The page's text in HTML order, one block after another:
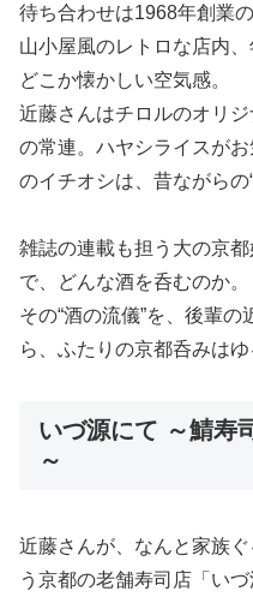
待ち合わせは1968年創業
山小屋風のレトロな店内
どこか懐かしい空気感。
近藤さんはチロルのオリ
の常連。ハヤシライスが
のイチオシは、昔ながらの
雑誌の連載も担う大の京
で、どんな酒を呑むのか。
その“酒の流儀”を、後輩
ら、ふたりの京都呑みは
いづ源にて ～鯖寿
～
近藤さんが、なんと家族
う京都の老舗寿司店「い